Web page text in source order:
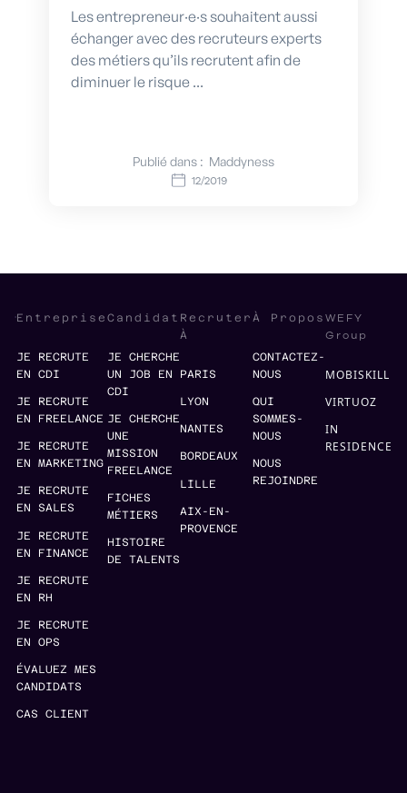
Les entrepreneur·e·s souhaitent aussi
échanger avec des recruteurs experts
des métiers qu’ils recrutent afin de
diminuer le risque ...
Publié dans : Maddyness
12/2019
Entreprise
JE RECRUTE
EN CDI
JE RECRUTE
EN FREELANCE
JE RECRUTE
EN MARKETING
JE RECRUTE
EN SALES
JE RECRUTE
EN FINANCE
JE RECRUTE
EN RH
JE RECRUTE
EN OPS
ÉVALUEZ MES
CANDIDATS
CAS CLIENT
Candidat
JE CHERCHE
UN JOB EN
CDI
JE CHERCHE
UNE
MISSION
FREELANCE
FICHES
MÉTIERS
HISTOIRE
DE TALENTS
Recruter
À
PARIS
LYON
NANTES
BORDEAUX
LILLE
AIX-EN-
PROVENCE
À Propos
CONTACTEZ-
NOUS
QUI
SOMMES-
NOUS
NOUS
REJOINDRE
WEFY
Group
MOBISKILL
VIRTUOZ
IN
RESIDENCE